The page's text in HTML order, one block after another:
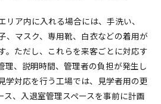
リア内に入れる場合には、手洗い、
、マスク、専用靴、白衣などの着用が
。ただし、これらを来客ごとに対応す
理、説明時間、管理者の負担が発生し
学対応を行う工場では、見学者用の更
ス、入退室管理スペースを事前に計画